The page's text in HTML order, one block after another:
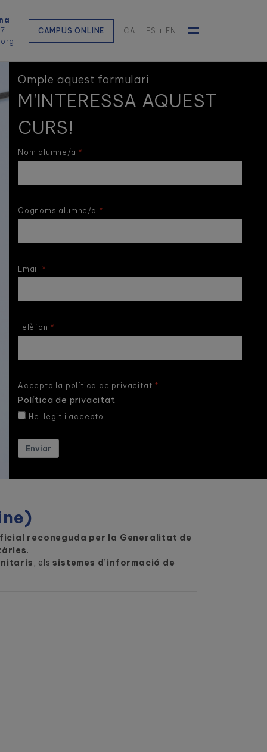
CAMPUS ONLINE CA ES EN
Omple aquest formulari
M'INTERESSA AQUEST
CURS!
Nom alumne/a
Cognoms alumne/a
Email
Telèfon
Accepto la política de privacitat
Política de privacitat
He llegit i accepto
Enviar
reconeguda per la Generalitat de
.
, elssistemes d’informació de